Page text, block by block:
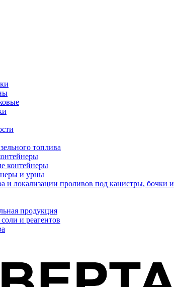
топлива
контейнеры
и урны
и локализации проливов под канистры, бочки и
продукция
и реагентов